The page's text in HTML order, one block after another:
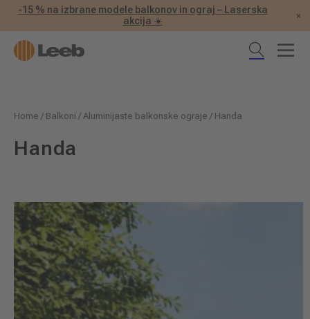
-15 % na izbrane modele balkonov in ograj – Laserska
akcija ☀️
×
Home / Balkoni /Aluminijaste balkonske ograje / Handa
Handa